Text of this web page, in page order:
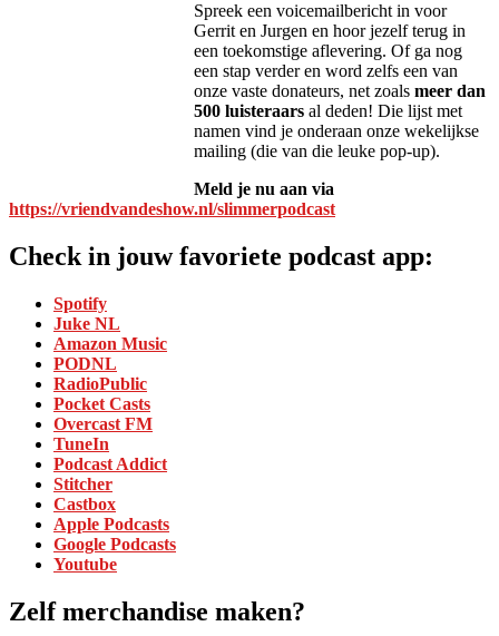
Spreek een voicemailbericht in voor
Gerrit en Jurgen en hoor jezelf terug in
een toekomstige aflevering. Of ga nog
een stap verder en word zelfs een van
onze vaste donateurs, net zoals meer dan
500 luisteraars al deden! Die lijst met
namen vind je onderaan onze wekelijkse
mailing (die van die leuke pop-up).
Meld je nu aan via
https://vriendvandeshow.nl/slimmerpodcast
Check in jouw favoriete podcast app:
Spotify
Juke NL
Amazon Music
PODNL
RadioPublic
Pocket Casts
Overcast FM
TuneIn
Podcast Addict
Stitcher
Castbox
Apple Podcasts
Google Podcasts
Youtube
Zelf merchandise maken?